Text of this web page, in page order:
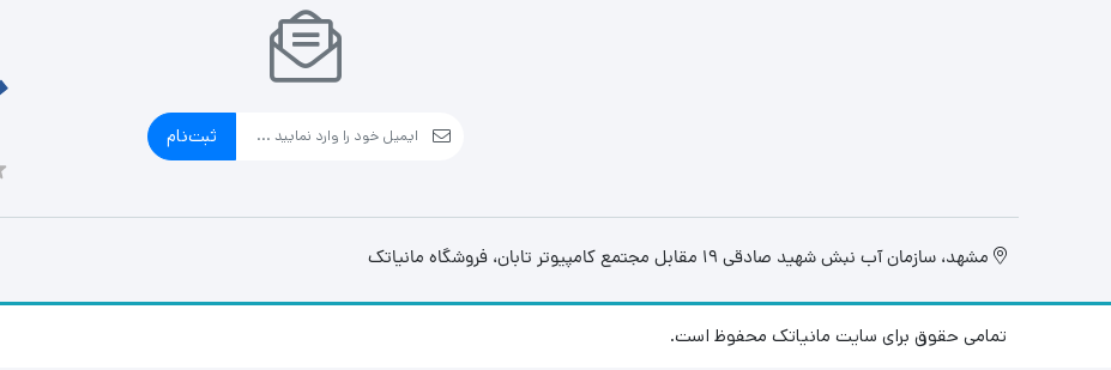
ثبت‌نام
مشهد، سازمان آب نبش شهید صادقی 19 مقابل مجتمع کامپیوتر تابان، فروشگاه مانیاتک
تمامی حقوق برای سایت مانیاتک محفوظ است.